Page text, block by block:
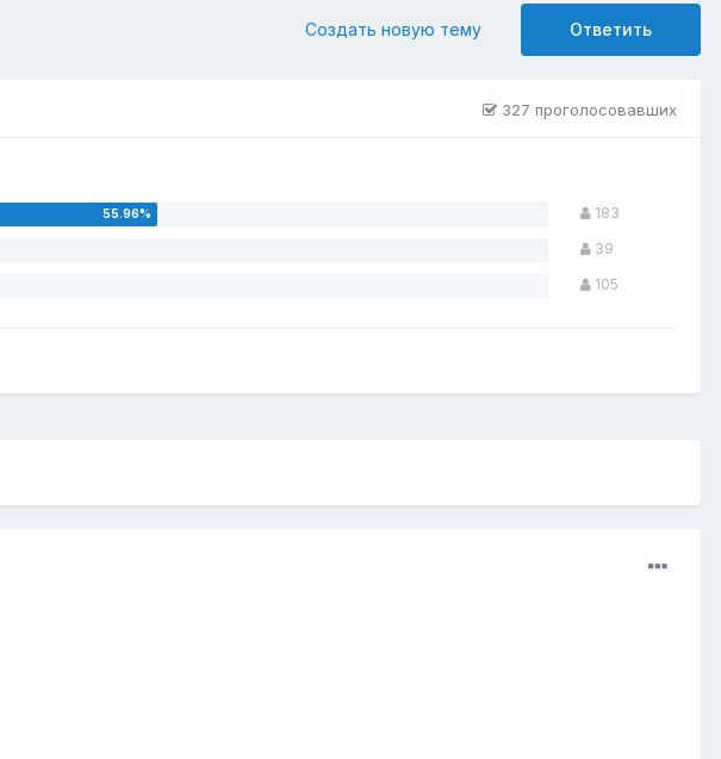
Ответить
Создать новую тему
327 проголосовавших
183
39
105